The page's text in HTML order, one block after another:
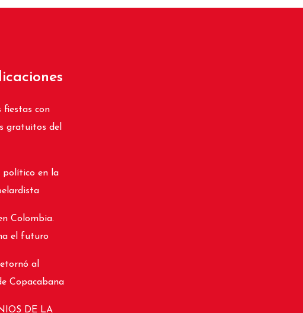
fiestas con
gratuitos del
político en la
Colombia.
el futuro
al
Copacabana
DE LA